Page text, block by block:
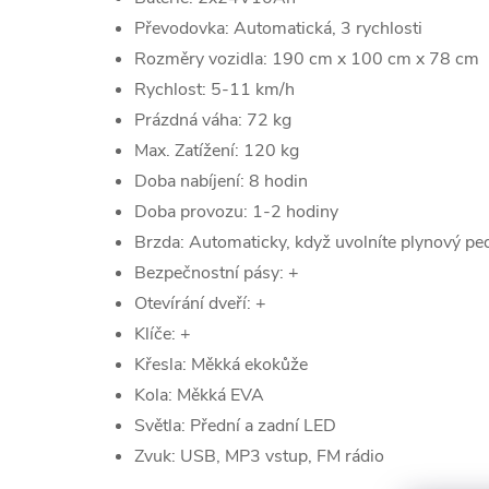
Převodovka: Automatická, 3 rychlosti
Rozměry vozidla: 190 cm x 100 cm x 78 cm
Rychlost: 5-11 km/h
Prázdná váha: 72 kg
Max. Zatížení: 120 kg
Doba nabíjení: 8 hodin
Doba provozu: 1-2 hodiny
Brzda: Automaticky, když uvolníte plynový
Bezpečnostní pásy: +
Otevírání dveří: +
Klíče: +
Křesla: Měkká ekokůže
Kola: Měkká EVA
Světla: Přední a zadní LED
Zvuk: USB, MP3 vstup, FM rádio